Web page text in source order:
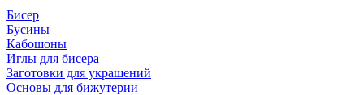
Бисер
Бусины
Кабошоны
Иглы для бисера
Заготовки для украшений
Основы для бижутерии